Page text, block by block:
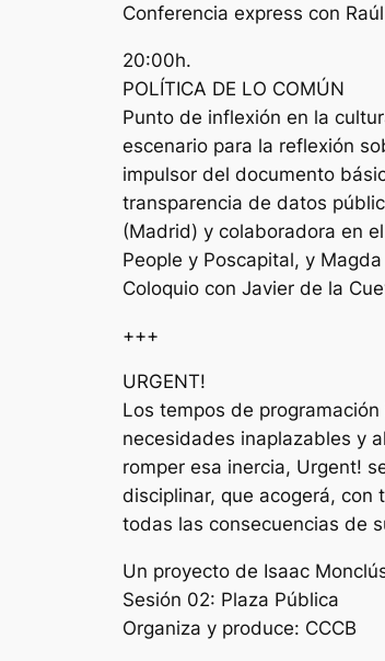
Conferencia express con
20:00h.
POLÍTICA DE LO COMÚN
Punto de inflexión en la
escenario para la reflexión
impulsor del documento
transparencia de datos
(Madrid) y colaboradora en
People y Poscapital, y
Coloquio con Javier de la
+++
URGENT!
Los tempos de
necesidades inaplazables y
romper esa inercia, Urgent!
disciplinar, que acogerá,
todas las consecuencias de
Un proyecto de Isaac
Sesión 02: Plaza Pública
Organiza y produce: CCCB